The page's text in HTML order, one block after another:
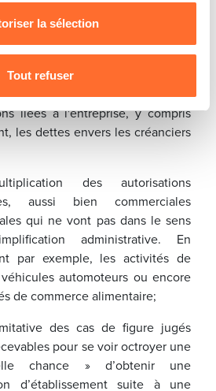
vous pouvez consulter notre
personnelles.
la sélection
Tout refuser
et donc son autorisation
proposition de la création d'un
téléchargeable dans un
regroupant toutes les
liées à l'entreprise, y compris
les dettes envers les créanciers
des autorisations
aussi bien commerciales
qui ne vont pas dans le sens
administrative. En
par exemple, les activités de
automoteurs ou encore
de commerce alimentaire;
des cas de figure jugés
pour se voir octroyer une
chance » d’obtenir une
d’établissement suite à une